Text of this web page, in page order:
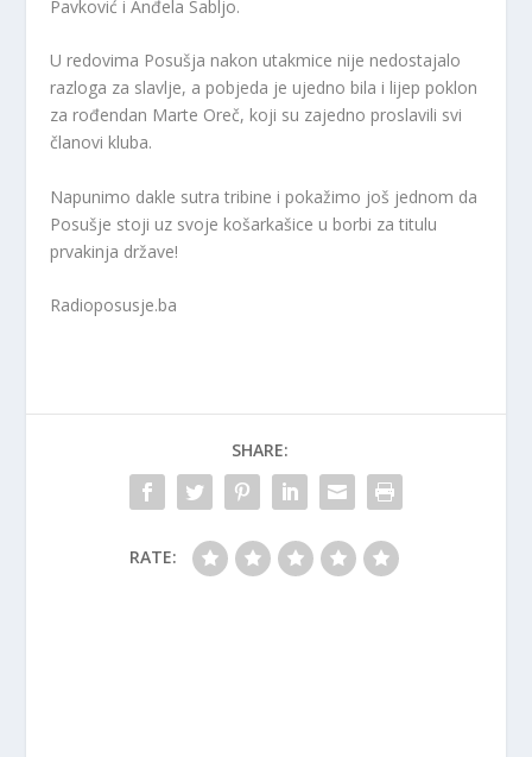
Pavković i Anđela Sabljo.
U redovima Posušja nakon utakmice nije nedostajalo
razloga za slavlje, a pobjeda je ujedno bila i lijep poklon
za rođendan Marte Oreč, koji su zajedno proslavili svi
članovi kluba.
Napunimo dakle sutra tribine i pokažimo još jednom da
Posušje stoji uz svoje košarkašice u borbi za titulu
prvakinja države!
Radioposusje.ba
SHARE:
RATE: